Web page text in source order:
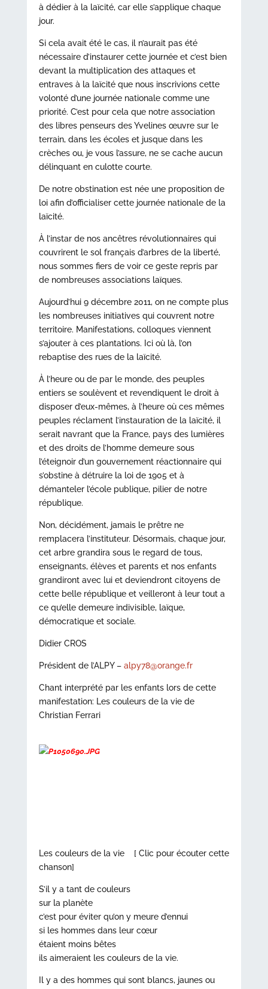
à dédier à la laïcité, car elle s’applique chaque
jour.
Si cela avait été le cas, il n’aurait pas été
nécessaire d’instaurer cette journée et c’est bien
devant la multiplication des attaques et
entraves à la laïcité que nous inscrivions cette
volonté d’une journée nationale comme une
priorité. C’est pour cela que notre association
des libres penseurs des Yvelines œuvre sur le
terrain, dans les écoles et jusque dans les
crèches ou, je vous l’assure, ne se cache aucun
délinquant en culotte courte.
De notre obstination est née une proposition de
loi afin d’officialiser cette journée nationale de la
laïcité.
À l’instar de nos ancêtres révolutionnaires qui
couvrirent le sol français d’arbres de la liberté,
nous sommes fiers de voir ce geste repris par
de nombreuses associations laïques.
Aujourd’hui 9 décembre 2011, on ne compte plus
les nombreuses initiatives qui couvrent notre
territoire. Manifestations, colloques viennent
s’ajouter à ces plantations. Ici où là, l’on
rebaptise des rues de la laïcité.
À l’heure ou de par le monde, des peuples
entiers se soulèvent et revendiquent le droit à
disposer d’eux-mêmes, à l’heure où ces mêmes
peuples réclament l’instauration de la laïcité, il
serait navrant que la France, pays des lumières
et des droits de l’homme demeure sous
l’éteignoir d’un gouvernement réactionnaire qui
s’obstine à détruire la loi de 1905 et à
démanteler l’école publique, pilier de notre
république.
Non, décidément, jamais le prêtre ne
remplacera l’instituteur. Désormais, chaque jour,
cet arbre grandira sous le regard de tous,
enseignants, élèves et parents et nos enfants
grandiront avec lui et deviendront citoyens de
cette belle république et veilleront à leur tout a
ce qu’elle demeure indivisible, laïque,
démocratique et sociale.
Didier CROS
Président de l’ALPY – alpy78@orange.fr
Chant interprété par les enfants lors de cette
manifestation: Les couleurs de la vie de
Christian Ferrari
Les couleurs de la vie [ Clic pour écouter cette
chanson]
S’il y a tant de couleurs
sur la planète
c’est pour éviter qu’on y meure d’ennui
si les hommes dans leur cœur
étaient moins bêtes
ils aimeraient les couleurs de la vie.
Il y a des hommes qui sont blancs, jaunes ou